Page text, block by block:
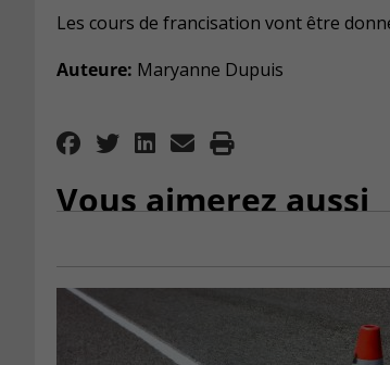
Les cours de francisation vont être
Auteure: Maryanne Dupuis
Vous aimerez aussi